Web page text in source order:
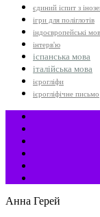
єдиний іспит з
ігри для поліглотів
індоєвропейські
інтерв'ю
іспанська мова
італійська мова
ієрогліфи
ієрогліфічне письмо
Анна Герей